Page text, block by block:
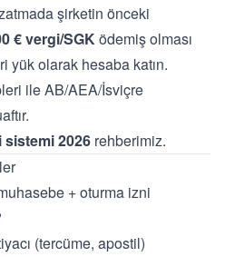
şirketin önceki
€ vergi/SGKödemiş olması
yük olarak hesaba katın.
ile AB/AEA/İsviçre
2026 rehberimiz.
+ oturma izni
(tercüme, apostil)